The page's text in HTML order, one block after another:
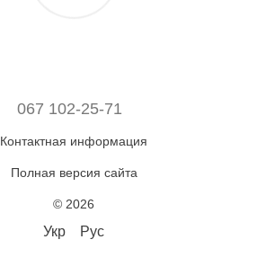
067 102-25-71
Контактная информация
Полная версия сайта
© 2026
Укр Рус